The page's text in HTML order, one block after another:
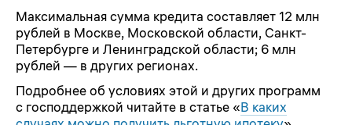
Максимальная сумма кредита составляет 12 млн
рублей в Москве, Московской области, Санкт-
Петербурге и Ленинградской области; 6 млн
рублей — в других регионах.
Подробнее об условиях этой и других программ
с господдержкой читайте в статье «В каких